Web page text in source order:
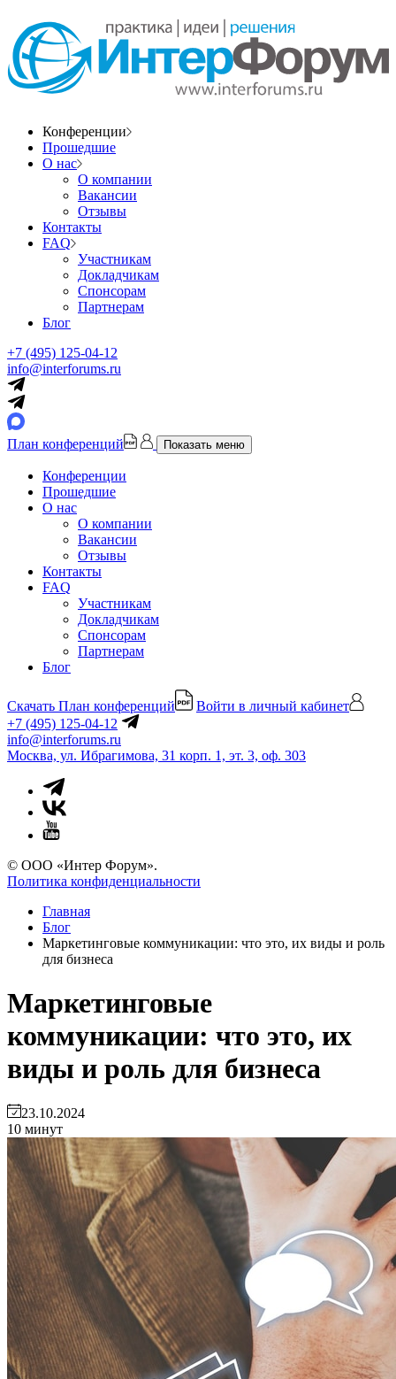
Конференции
Прошедшие
О нас
О компании
Вакансии
Отзывы
Контакты
FAQ
Участникам
Докладчикам
Спонсорам
Партнерам
Блог
+7 (495) 125-04-12
info@interforums.ru
План конференций Показать меню
Конференции
Прошедшие
О нас
О компании
Вакансии
Отзывы
Контакты
FAQ
Участникам
Докладчикам
Спонсорам
Партнерам
Блог
Скачать План конференций
Войти в личный кабинет
+7 (495) 125-04-12
info@interforums.ru
Москва, ул. Ибрагимова, 31 корп. 1, эт. 3, оф. 303
© ООО «Интер Форум».
Политика конфиденциальности
Главная
Блог
Маркетинговые коммуникации: что это, их виды и роль
для бизнеса
Маркетинговые
коммуникации: что это, их
виды и роль для бизнеса
23.10.2024
10 минут